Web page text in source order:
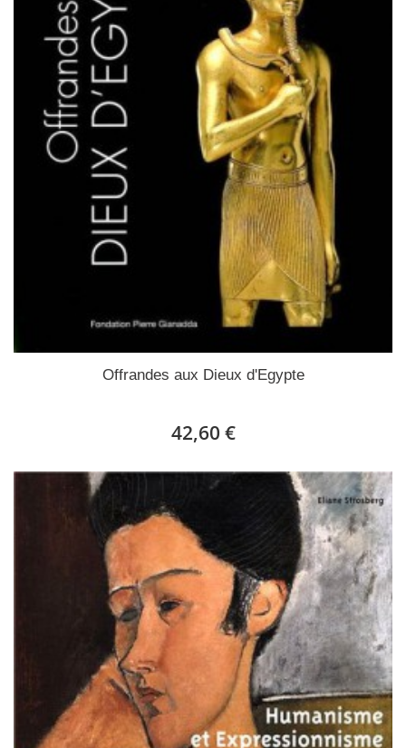
Offrandes aux Dieux d'Egypte
42,60 €